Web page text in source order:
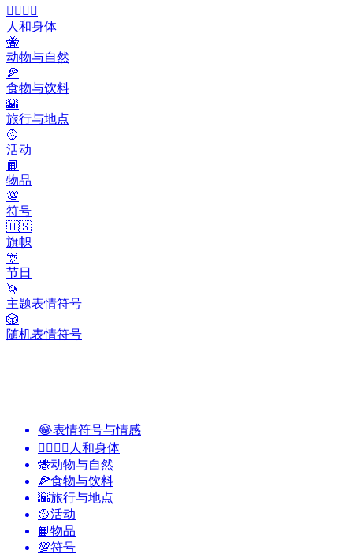
👩‍❤️‍💋‍👨
人和身体
🐝
动物与自然
🍕
食物与饮料
🌇
旅行与地点
🥎
活动
📙
物品
💯
符号
🇺🇸
旗帜
🎊
节日
🦄
主题表情符号
🎲
随机表情符号
😂表情符号与情感
👩‍❤️‍💋‍👨 人和身体
🐝动物与自然
🍕食物与饮料
🌇旅行与地点
🥎活动
📙物品
💯符号